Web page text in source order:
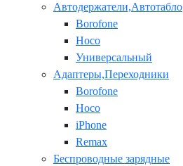
Автодержатели,Автотабло
Borofone
Hoco
Универсальный
Адаптеры,Переходники
Borofone
Hoco
iPhone
Remax
Беспроводные зарядные